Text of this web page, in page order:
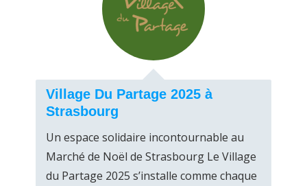
Village Du Partage 2025 à
Strasbourg
Un espace solidaire incontournable au
Marché de Noël de Strasbourg Le Village
du Partage 2025 s’installe comme chaque